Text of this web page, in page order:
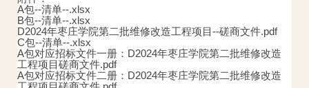
A包--清单--.xlsx
B包--清单--.xlsx
D2024年枣庄学院第二批维修改造工程项目--磋商文件.pdf
C包--清单--.xlsx
A包对应招标文件一册：D2024年枣庄学院第二批维修改造
工程项目磋商文件.pdf
A包对应招标文件二册：D2024年枣庄学院第二批维修改造